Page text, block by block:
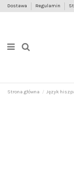
Dostawa Regulamin
Strona główna Język